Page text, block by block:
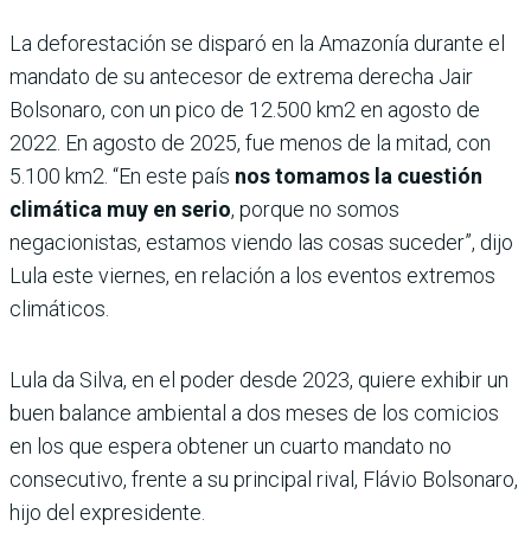
La deforestación se disparó en la Amazonía durante el
mandato de su antecesor de extrema derecha Jair
Bolsonaro, con un pico de 12.500 km2 en agosto de
2022. En agosto de 2025, fue menos de la mitad, con
5.100 km2. “En este país nos tomamos la cuestión
climática muy en serio, porque no somos
negacionistas, estamos viendo las cosas suceder”, dijo
Lula este viernes, en relación a los eventos extremos
climáticos.
Lula da Silva, en el poder desde 2023, quiere exhibir un
buen balance ambiental a dos meses de los comicios
en los que espera obtener un cuarto mandato no
consecutivo, frente a su principal rival, Flávio Bolsonaro,
hijo del expresidente.